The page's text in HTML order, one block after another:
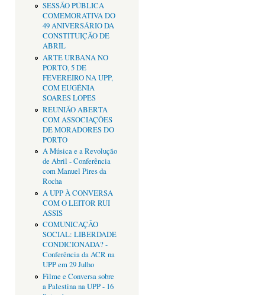
SESSÃO PÚBLICA
COMEMORATIVA DO
49 ANIVERSÁRIO DA
CONSTITUIÇÃO DE
ABRIL
ARTE URBANA NO
PORTO, 5 DE
FEVEREIRO NA UPP,
COM EUGÉNIA
SOARES LOPES
REUNIÃO ABERTA
COM ASSOCIAÇÕES
DE MORADORES DO
PORTO
A Música e a Revolução
de Abril - Conferência
com Manuel Pires da
Rocha
A UPP À CONVERSA
COM O LEITOR RUI
ASSIS
COMUNICAÇÃO
SOCIAL: LIBERDADE
CONDICIONADA? -
Conferência da ACR na
UPP em 29 Julho
Filme e Conversa sobre
a Palestina na UPP - 16